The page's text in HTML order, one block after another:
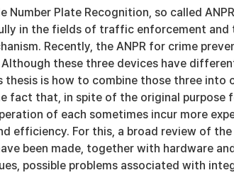
Number Plate Recognition, so called
in the fields of traffic enforcement
Recently, the ANPR for crime
these three devices have
thesis is how to combine those three into
fact that, in spite of the original purpose
of each sometimes incur more
efficiency. For this, a broad review of the
been made, together with hardware
possible problems associated with